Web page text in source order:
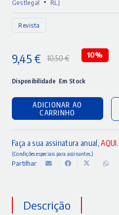
Gestlegal RLJ
Revista
10,50€
preço
original
era:
10,50 €.
9,45 €
preço
atual
é:
9,45 €.
10%
Disponibilidade Em Stock
ADICIONAR AO
CARRINHO
Faça a sua assinatura anual,AQUI.
(Condições especiais para assinantes.)
Partilhar:
Descrição